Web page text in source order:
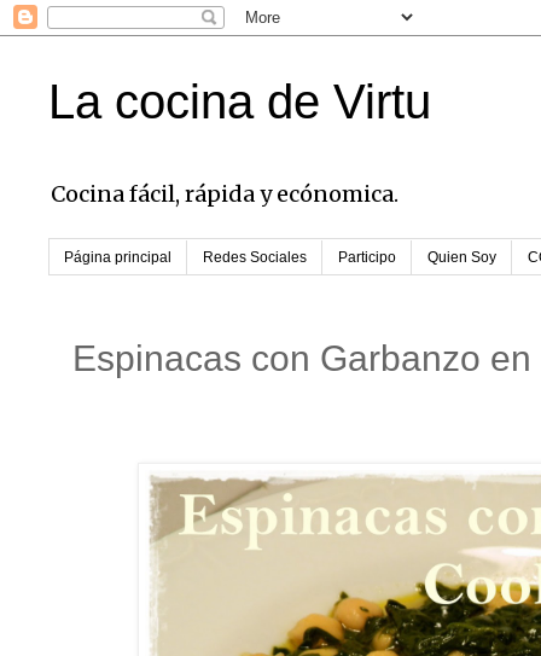
La cocina de Virtu
Cocina fácil, rápida y ecónomica.
Página principal Redes Sociales Participo Quien Soy
Espinacas con Garbanzo